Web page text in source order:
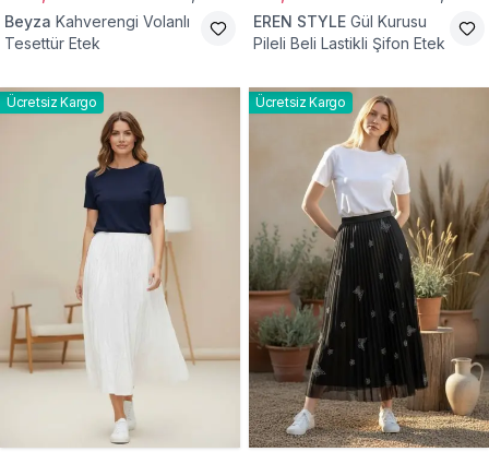
Beyza Kahverengi Volanlı
Tesettür Etek
EREN STYLE Gül Kurusu
Pileli Beli Lastikli Şifon Etek
Ücretsiz Kargo Ücretsiz Kargo